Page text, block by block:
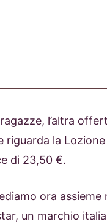
l’altra
riguarda la
di 23,50 €.
ora
un marchio